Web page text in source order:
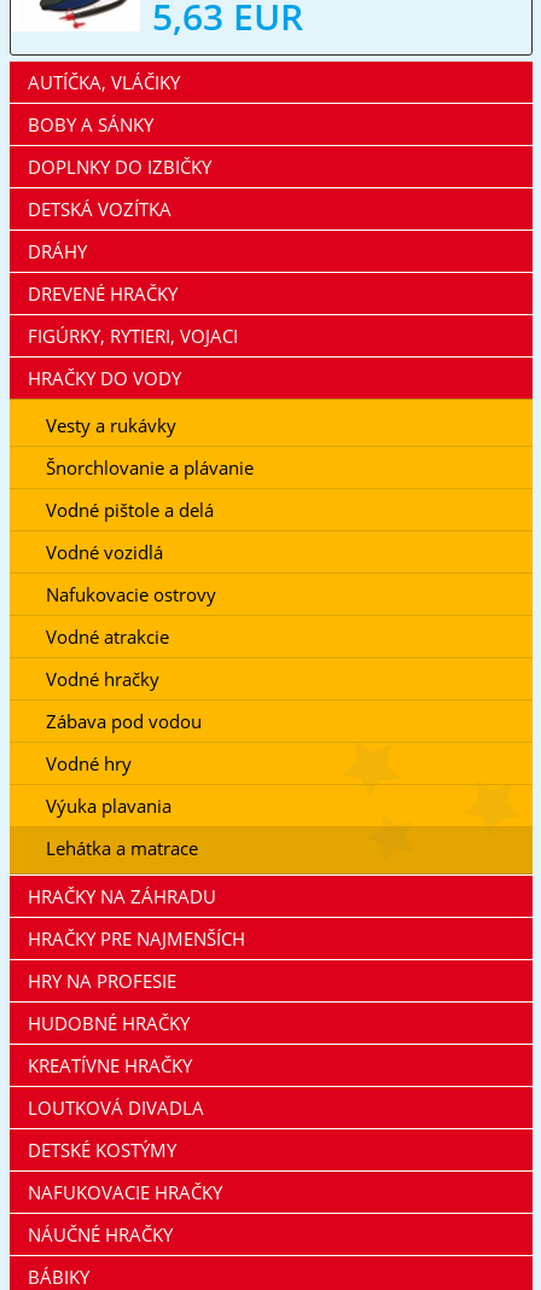
5,63 EUR
AUTÍČKA, VLÁČIKY
BOBY A SÁNKY
DOPLNKY DO IZBIČKY
DETSKÁ VOZÍTKA
DRÁHY
DREVENÉ HRAČKY
FIGÚRKY, RYTIERI, VOJACI
HRAČKY DO VODY
Vesty a rukávky
Šnorchlovanie a plávanie
Vodné pištole a delá
Vodné vozidlá
Nafukovacie ostrovy
Vodné atrakcie
Vodné hračky
Zábava pod vodou
Vodné hry
Výuka plavania
Lehátka a matrace
HRAČKY NA ZÁHRADU
HRAČKY PRE NAJMENŠÍCH
HRY NA PROFESIE
HUDOBNÉ HRAČKY
KREATÍVNE HRAČKY
LOUTKOVÁ DIVADLA
DETSKÉ KOSTÝMY
NAFUKOVACIE HRAČKY
NÁUČNÉ HRAČKY
BÁBIKY